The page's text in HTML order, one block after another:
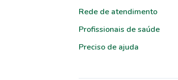
Rede de atendimento
Profissionais de saúde
Preciso de ajuda